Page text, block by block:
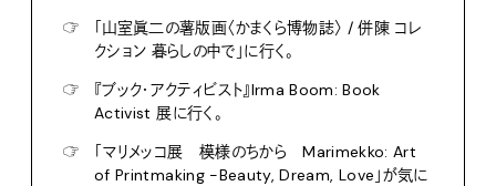
☞
「山室眞二の薯版画〈かまくら博物誌〉 / 併陳 コレ
クション 暮らしの中で」に行く。
☞
『ブック・アクティビスト』Irma Boom: Book
Activist 展に行く。
☞
「マリメッコ展 模様のちから Marimekko: Art
of Printmaking -Beauty, Dream, Love」が気に